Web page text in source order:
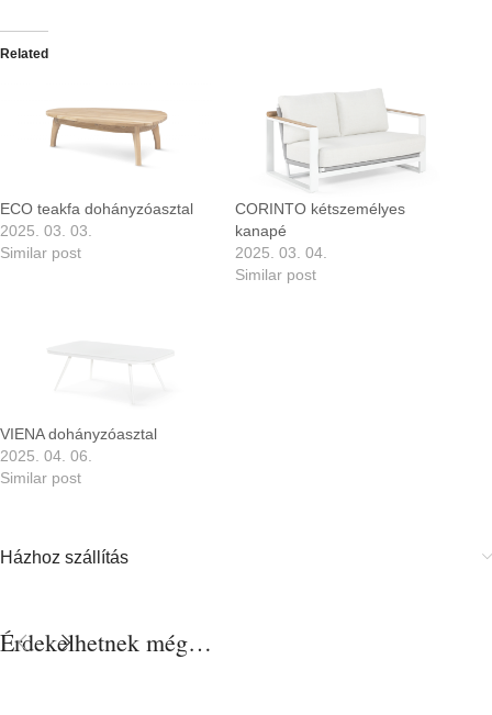
Related
ECO teakfa dohányzóasztal
2025. 03. 03.
Similar post
CORINTO kétszemélyes
kanapé
2025. 03. 04.
Similar post
VIENA dohányzóasztal
2025. 04. 06.
Similar post
Házhoz szállítás
Érdekelhetnek még…